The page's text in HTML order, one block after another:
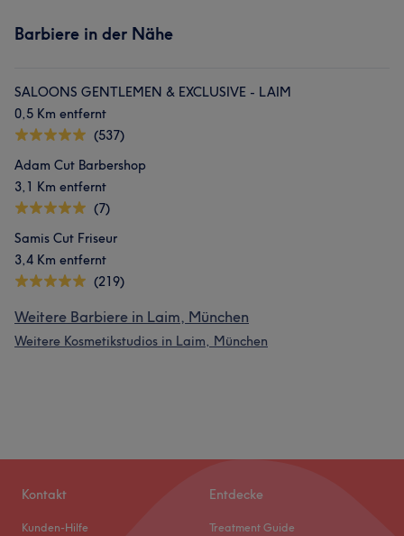
Barbiere in der Nähe
SALOONS GENTLEMEN & EXCLUSIVE - LAIM
0,5 Km entfernt
(537)
Adam Cut Barbershop
3,1 Km entfernt
(7)
Samis Cut Friseur
3,4 Km entfernt
(219)
Weitere Barbiere in Laim, München
Weitere Kosmetikstudios in Laim, München
Kontakt
Kunden-Hilfe
Entdecke
Treatment Guide